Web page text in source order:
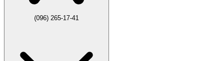
(096) 265-17-41